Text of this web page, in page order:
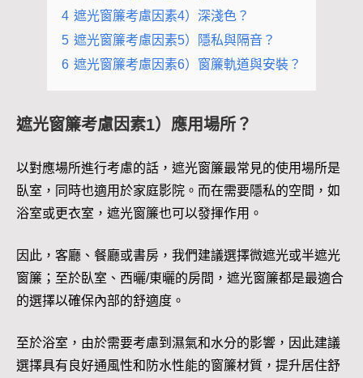
4 遮光窗簾考慮因素4）深淺色？
5 遮光窗簾考慮因素5）隱私與隔音？
6 遮光窗簾考慮因素6）窗簾軌道與安裝？
遮光窗簾考慮因素1）應用場所？
以對應場所進行考慮的話，遮光窗簾最常見的使用場所是
臥室，同時也適用於家庭影院。而在需要隱私的空間，如
浴室或更衣室，遮光窗簾也可以發揮作用。
因此，客廳、餐廳或書房，我們建議選擇微遮光或半遮光
窗簾；至於臥室、西曬/東曬的房間，遮光窗簾都是最適合
的選擇以確保內部的舒適度。
至於浴室，由於需要考慮到濕氣和水分的影響，因此建議
選擇具有良好通風性和防水性能的窗簾材質，提升居住舒